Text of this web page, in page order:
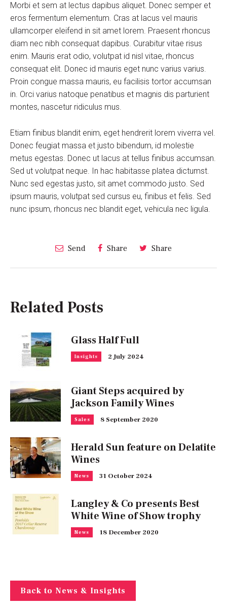
Morbi et sem at lectus dapibus aliquet. Donec semper et
eros fermentum elementum. Cras at lacus vel mauris
ullamcorper eleifend in sit amet lorem. Praesent rhoncus
diam nec nibh consequat dapibus. Curabitur vitae risus
enim. Mauris erat odio, volutpat id nisl vitae, rhoncus
consequat elit. Donec id mauris eget nunc varius varius.
Proin congue massa mauris, eu facilisis tortor accumsan
in. Orci varius natoque penatibus et magnis dis parturient
montes, nascetur ridiculus mus.
Etiam finibus blandit enim, eget hendrerit lorem viverra vel.
Donec feugiat massa et justo bibendum, id molestie
metus egestas. Donec ut lacus at tellus finibus accumsan.
Sed ut volutpat neque. In hac habitasse platea dictumst.
Nunc sed egestas justo, sit amet commodo justo. Sed
ipsum mauris, volutpat sed cursus eu, finibus et felis. Sed
nunc ipsum, rhoncus nec blandit eget, vehicula nec ligula.
Send Share Share
Related Posts
Glass Half Full
Insights 2 July 2024
Giant Steps acquired by
Jackson Family Wines
Sales 8 September 2020
Herald Sun feature on Delatite
Wines
News 31 October 2024
Langley & Co presents Best
White Wine of Show trophy
News 18 December 2020
Back to News & Insights